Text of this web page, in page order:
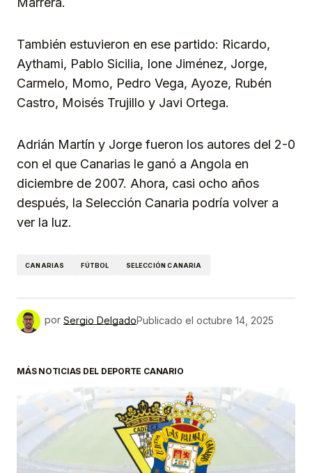
También estuvieron en ese partido: Ricardo,
Aythami, Pablo Sicilia, Ione Jiménez, Jorge,
Carmelo, Momo, Pedro Vega, Ayoze, Rubén
Castro, Moisés Trujillo y Javi Ortega.
Adrián Martín y Jorge fueron los autores del 2-0
con el que Canarias le ganó a Angola en
diciembre de 2007. Ahora, casi ocho años
después, la Selección Canaria podría volver a
ver la luz.
CANARIAS FÚTBOL SELECCIÓN CANARIA
por Sergio DelgadoPublicado el octubre 14, 2025
MÁS NOTICIAS DEL DEPORTE CANARIO